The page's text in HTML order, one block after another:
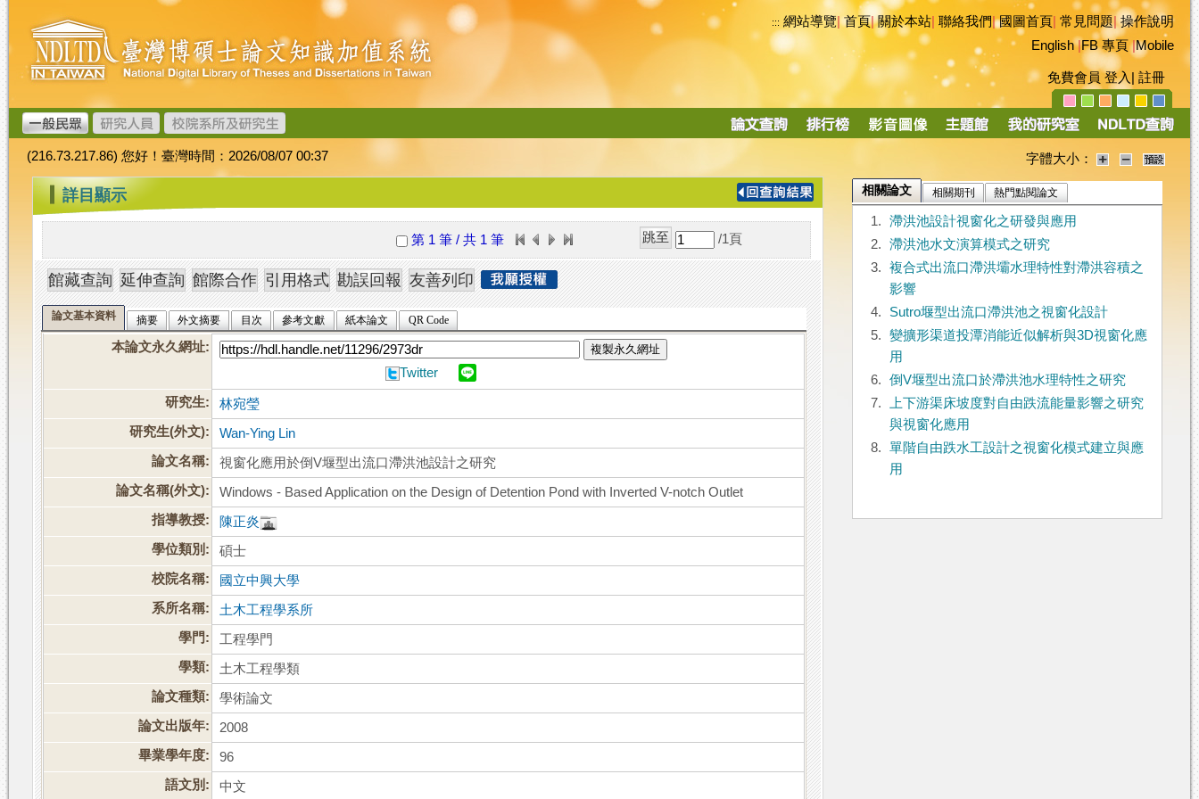
跳
到
主
要
內
容
臺
灣
博
碩
士
論
文
加
值
系
統
::: 網站導覽|首頁|關於本站 聯絡我們|國圖首頁 常見問題|操作說明
English|FB 專頁|Mobile
免費會員 登入 註冊
導
(216.73.217.86) 您好！臺灣時間：2026/08/07 00:37 字體大小：
::: 詳目顯示
第 1 筆 / 共 1 筆 /1 頁
論文基本資料 摘要 外文摘要 目次 參考文獻 紙本論文 QR Code
本論文永久網址: 複製永久網址
Twitter
研究生:
林宛瑩
研究生(外文):
Wan-Ying Lin
論文名稱:
視窗化應用於倒V堰型出流口滯洪池設計之研究
論文名稱(外文):
Windows - Based Application on the Design of Detention Pond with Inverted V-notch Outlet
指導教授:
陳正炎
學位類別:
碩士
校院名稱:
國立中興大學
系所名稱:
土木工程學系所
學門:
工程學門
學類:
土木工程學類
論文種類:
學術論文
論文出版年:
2008
畢業學年度:
96
語文別:
中文
相關論文 相關期刊 熱門點閱論文
1.
滯洪池設計視窗化之研發與應用
2.
滯洪池水文演算模式之研究
3.
複合式出流口滯洪壩水理特性對滯洪容積之
影響
4.
Sutro堰型出流口滯洪池之視窗化設計
5.
變擴形渠道投潭消能近似解析與3D視窗化應
用
6.
倒V堰型出流口於滯洪池水理特性之研究
7.
上下游渠床坡度對自由跌流能量影響之研究
與視窗化應用
8.
單階自由跌水工設計之視窗化模式建立與應
用